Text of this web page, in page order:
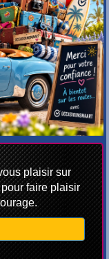
plaisir sur
faire plaisir